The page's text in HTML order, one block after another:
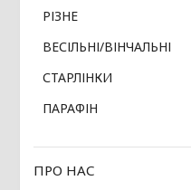
РІЗНЕ
ВЕСІЛЬНІ/ВІНЧАЛЬНІ
СТАРЛІНКИ
ПАРАФІН
ПРО НАС